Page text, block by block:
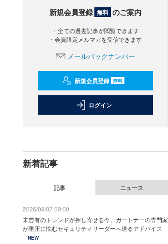
新規会員登録 無料 のご案内
・全ての過去記事が閲覧できます
・会員限定メルマガを受信できます
メールバックナンバー
新規会員登録 無料
ログイン
新着記事
記事 ニュース
2026/08/07 09:00
未曾有のトレンドが押し寄せる今、ガートナーの専門家
が重圧に悩むセキュリティリーダーへ送るアドバイス
NEW